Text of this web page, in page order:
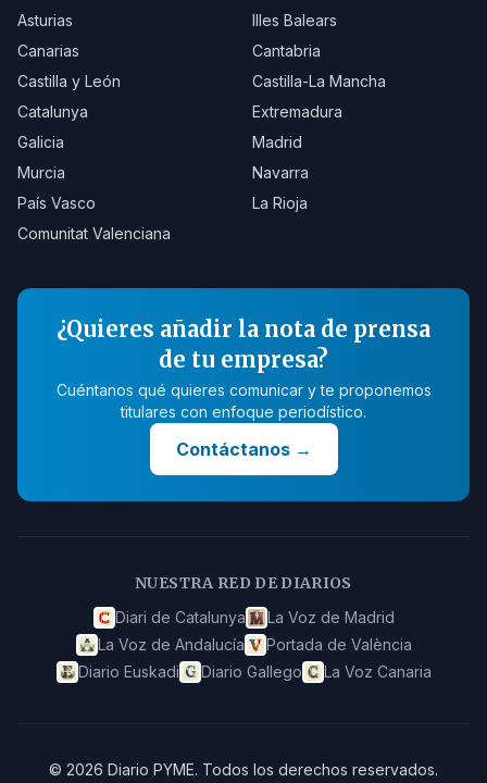
Asturias
Illes Balears
Canarias
Cantabria
Castilla y León
Castilla-La Mancha
Catalunya
Extremadura
Galicia
Madrid
Murcia
Navarra
País Vasco
La Rioja
Comunitat Valenciana
¿Quieres añadir la nota de prensa
de tu empresa?
Cuéntanos qué quieres comunicar y te proponemos
titulares con enfoque periodístico.
Contáctanos→
NUESTRA RED DE DIARIOS
Diari de Catalunya
La Voz de Madrid
La Voz de Andalucía
Portada de València
Diario Euskadi
Diario Gallego La Voz Canaria
© 2026 Diario PYME. Todos los derechos reservados.